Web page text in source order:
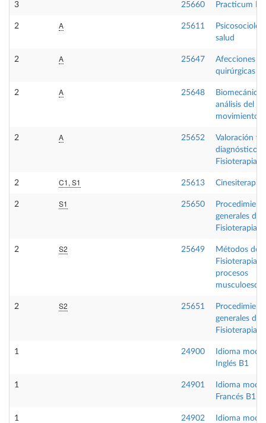
3 25660 Practicum I
2 A 25611
salud
2 A 25647
Afecciones
quirúrgicas
2 A 25648
Biomecánica
análisis del
movimiento
2 A 25652
Valoración y
diagnóstico
Fisioterapia II
2 C1, S1 25613 Cinesiterapia
2 S1 25650
generales de
Fisioterapia I
2 S2 25649
Métodos de
Fisioterapia
procesos
2 S2 25651
generales de
Fisioterapia II
1 24900
Idioma
Inglés B1
1 24901
Idioma
Francés B1
1 24902
Idioma